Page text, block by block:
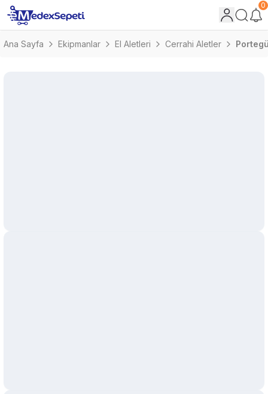
0
Ana Sayfa Ekipmanlar El Aletleri Cerrahi Aletler